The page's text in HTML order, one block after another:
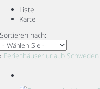
Liste
Karte
Sortieren nach:
› Ferienhäuser urlaub Schweden